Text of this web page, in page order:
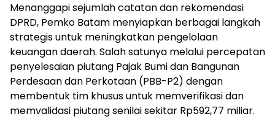
Menanggapi sejumlah catatan dan rekomendasi
DPRD, Pemko Batam menyiapkan berbagai langkah
strategis untuk meningkatkan pengelolaan
keuangan daerah. Salah satunya melalui percepatan
penyelesaian piutang Pajak Bumi dan Bangunan
Perdesaan dan Perkotaan (PBB-P2) dengan
membentuk tim khusus untuk memverifikasi dan
memvalidasi piutang senilai sekitar Rp592,77 miliar.